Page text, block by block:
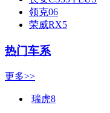
领克06
荣威RX5
热门车系
更多>>
瑞虎8